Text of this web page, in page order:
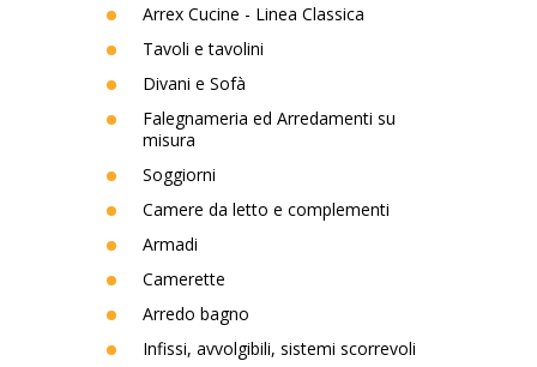
Arrex Cucine - Linea Classica
Tavoli e tavolini
Divani e Sofà
Falegnameria ed Arredamenti su
misura
Soggiorni
Camere da letto e complementi
Armadi
Camerette
Arredo bagno
Infissi, avvolgibili, sistemi scorrevoli